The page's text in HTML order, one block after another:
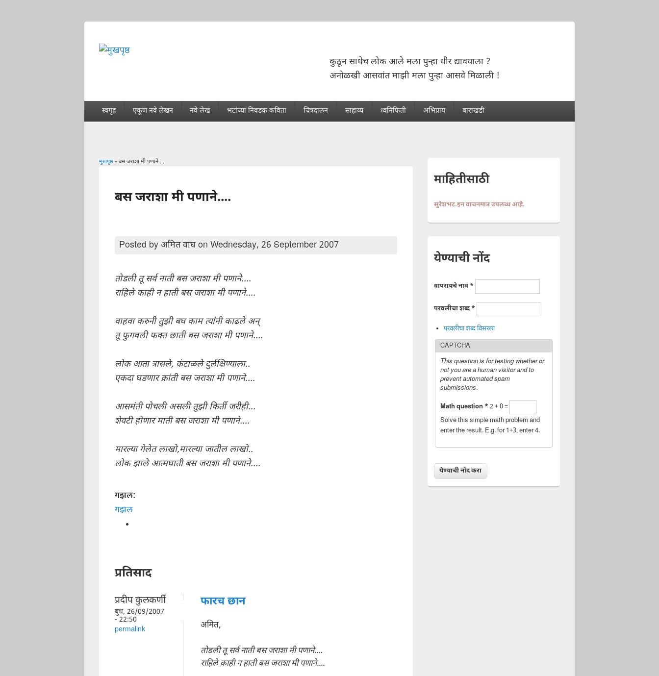
कुठून साधेच लोक आले मला पुन्हा धीर द्यावयाला ?
अनोळखी आसवांत माझी मला पुन्हा आसवे मिळाली !
स्वगृह एकूण नवे लेखन नवे लेख भटांच्या निवडक कविता चित्रदालन साहाय्य ध्वनिफिती अभिप्राय बाराखडी
मुखपृष्ठ» बस जराशा मी पणाने....
बस जराशा मी पणाने....
Posted by अमित वाघ on Wednesday, 26 September 2007
तोडली तू सर्व नाती बस जराशा मी पणाने....
राहिले काही न हाती बस जराशा मी पणाने....
वाहवा करुनी तुझी बघ काम त्यांनी काढले अन्
तू फुगवली फक्त छाती बस जराशा मी पणाने....
लोक आता त्रासले, कंटाळले दुर्लक्षिण्याला..
एकदा घडणार क्रांती बस जराशा मी पणाने....
आसमंती पोचली असली तुझी किर्ती जरीही...
शेवटी होणार माती बस जराशा मी पणाने....
मारल्या गेलेत लाखो,मारल्या जातील लाखो..
लोक झाले आत्मघाती बस जराशा मी पणाने....
गझल:
गझल
प्रतिसाद
प्रदीप कुलकर्णी
बुध, 26/09/2007
- 22:50
permalink
फारच छान
अमित,
तोडली तू सर्व नाती बस जराशा मी पणाने....
राहिले काही न हाती बस जराशा मी पणाने....
माहितीसाठी
सुरेशभट.इन वाचनमात्र उपलब्ध आहे.
येण्याची नोंद
वापरायचे नाव *
परवलीचा शब्द*
परवलीचा शब्द विसरला
CAPTCHA
This question is for testing whether or
not you are a human visitor and to
prevent automated spam
submissions.
Math question * 2 + 0 =
Solve this simple math problem and
enter the result. E.g. for 1+3, enter 4.